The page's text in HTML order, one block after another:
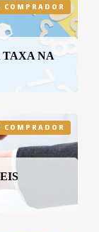
COMPRADOR
TAXA NA
COMPRADOR